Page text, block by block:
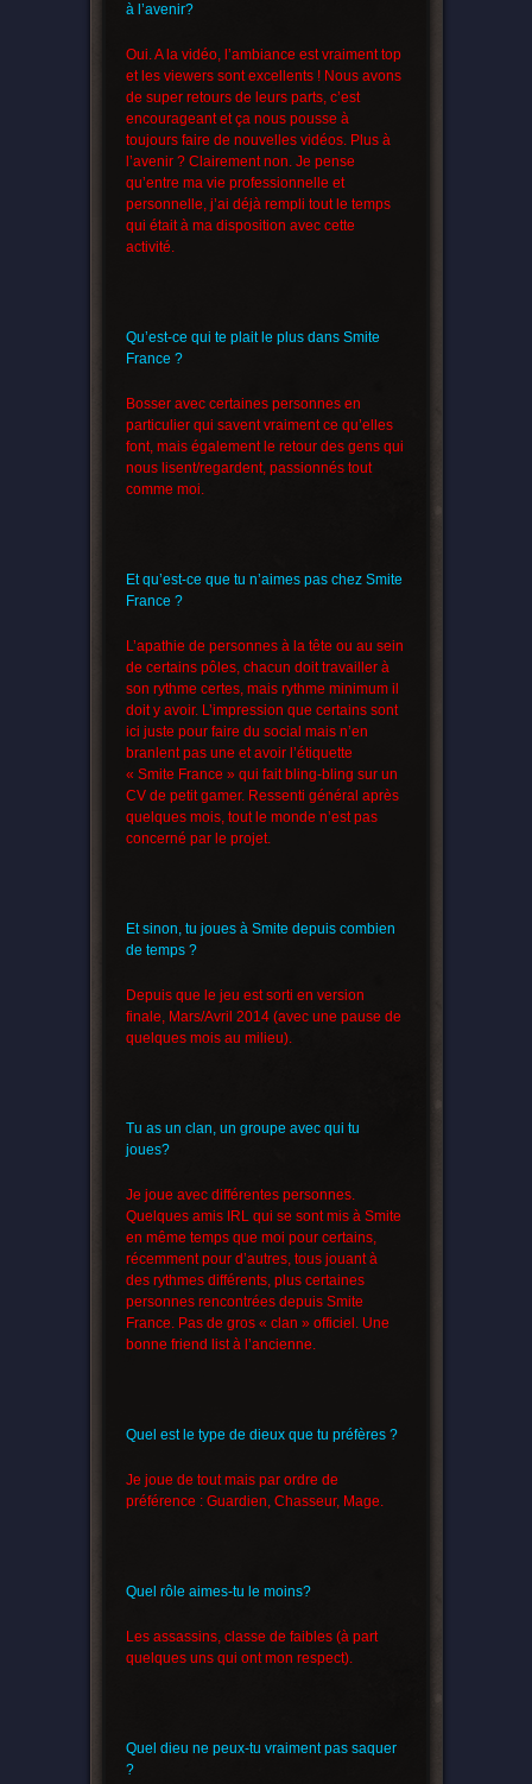
à l’avenir?
Oui. A la vidéo, l’ambiance est vraiment top
et les viewers sont excellents ! Nous avons
de super retours de leurs parts, c’est
encourageant et ça nous pousse à
toujours faire de nouvelles vidéos. Plus à
l’avenir ? Clairement non. Je pense
qu’entre ma vie professionnelle et
personnelle, j’ai déjà rempli tout le temps
qui était à ma disposition avec cette
activité.
Qu’est-ce qui te plait le plus dans Smite
France ?
Bosser avec certaines personnes en
particulier qui savent vraiment ce qu’elles
font, mais également le retour des gens qui
nous lisent/regardent, passionnés tout
comme moi.
Et qu’est-ce que tu n’aimes pas chez Smite
France ?
L’apathie de personnes à la tête ou au sein
de certains pôles, chacun doit travailler à
son rythme certes, mais rythme minimum il
doit y avoir. L’impression que certains sont
ici juste pour faire du social mais n’en
branlent pas une et avoir l’étiquette
« Smite France » qui fait bling-bling sur un
CV de petit gamer. Ressenti général après
quelques mois, tout le monde n’est pas
concerné par le projet.
Et sinon, tu joues à Smite depuis combien
de temps ?
Depuis que le jeu est sorti en version
finale, Mars/Avril 2014 (avec une pause de
quelques mois au milieu).
Tu as un clan, un groupe avec qui tu
joues?
Je joue avec différentes personnes.
Quelques amis IRL qui se sont mis à Smite
en même temps que moi pour certains,
récemment pour d’autres, tous jouant à
des rythmes différents, plus certaines
personnes rencontrées depuis Smite
France. Pas de gros « clan » officiel. Une
bonne friend list à l’ancienne.
Quel est le type de dieux que tu préfères ?
Je joue de tout mais par ordre de
préférence : Guardien, Chasseur, Mage.
Quel rôle aimes-tu le moins?
Les assassins, classe de faibles (à part
quelques uns qui ont mon respect).
Quel dieu ne peux-tu vraiment pas saquer
?